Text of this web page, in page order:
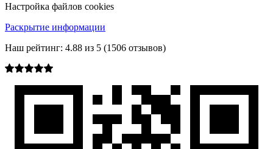
Настройка файлов cookies
Раскрытие информации
Наш рейтинг: 4.88 из 5 (1506 отзывов)